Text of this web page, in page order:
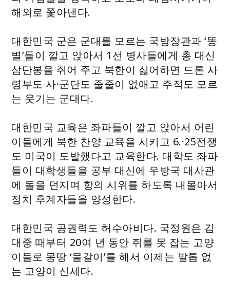
해외로 쫓아낸다.
대한민국 군은 군대를 모르는 국방장관과 ‘똥
별’들이 깔고 앉아서 1선 병사들에게 총 대신
삼단봉을 쥐어 주고 북한이 싫어하면 드론 사
령부도 사·군단도 줄줄이 없애고 주적도 모르
는 웃기는 군대다.
대한민국 교육은 좌파들이 깔고 앉아서 어린
이들에게 북한 찬양 교육을 시키고 6.·25전쟁
도 미국이 도발했다고 교육한다. 대학도 좌파
들이 대학생들을 공부 대신에 우방국 대사관
에 돌을 던지며 항의 시위를 하도록 내몰아서
정치 후계자들을 양성한다.
대한민국 공권력도 허수아비다. 국정원은 김
대중 때부터 20여 년 동안 쥐를 못 잡는 고양
이들로 몽땅 ‘물갈이’를 해서 이제는 발톱 없
는 고양이 신세다.